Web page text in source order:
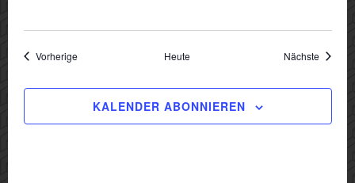
VorherigeVeranstaltungen Heute Nächste
KALENDER ABONNIEREN